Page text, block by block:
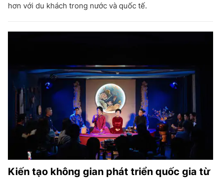
hơn với du khách trong nước và quốc tế.
Kiến tạo không gian phát triển quốc gia từ